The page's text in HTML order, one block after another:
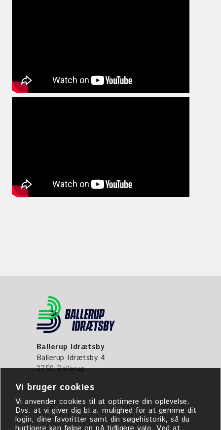
Ballerup Idrætsby
Ballerup Idrætsby 4
2750 Ballerup
Vi bruger cookies
Vi anvender cookies til at optimere din oplevelse.
Dvs. at vi giver dig bl.a. mulighed for at gemme dit
login, dine favoritter samt din søgehistorik, så du